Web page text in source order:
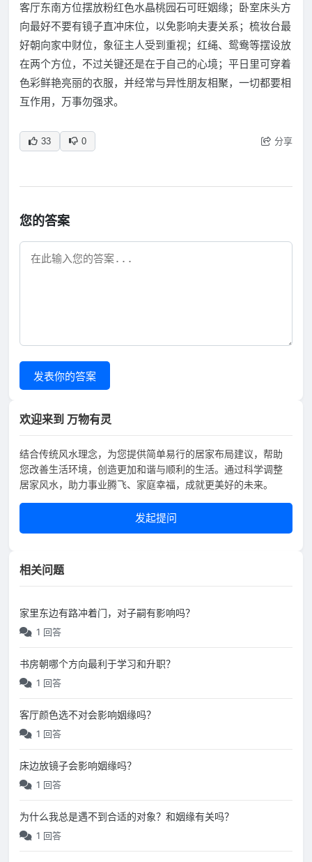
客厅东南方位摆放粉红色水晶桃园石可旺姻缘；卧室床头方
向最好不要有镜子直冲床位，以免影响夫妻关系；梳妆台最
好朝向家中财位，象征主人受到重视；红绳、鸳鸯等摆设放
在两个方位，不过关键还是在于自己的心境；平日里可穿着
色彩鲜艳亮丽的衣服，并经常与异性朋友相聚，一切都要相
互作用，万事勿强求。
33 0 分享
您的答案
发表你的答案
欢迎来到 万物有灵
结合传统风水理念，为您提供简单易行的居家布局建议，帮助
您改善生活环境，创造更加和谐与顺利的生活。通过科学调整
居家风水，助力事业腾飞、家庭幸福，成就更美好的未来。
发起提问
相关问题
家里东边有路冲着门，对子嗣有影响吗？
1 回答
书房朝哪个方向最利于学习和升职？
1 回答
客厅颜色选不对会影响姻缘吗？
1 回答
床边放镜子会影响姻缘吗？
1 回答
为什么我总是遇不到合适的对象？和姻缘有关吗？
1 回答